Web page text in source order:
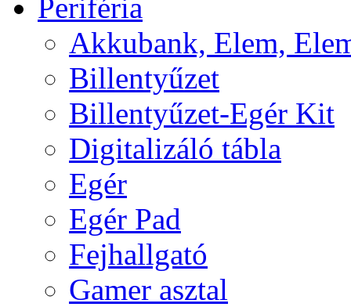
Periféria
Akkubank, Elem,
Billentyűzet
Billentyűzet-Egér Kit
Digitalizáló tábla
Egér
Egér Pad
Fejhallgató
Gamer asztal